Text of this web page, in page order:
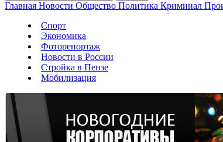
Главная Новости Общество Политика Криминал
Спорт
Экономика
Фоторепортаж
Новости в России
Стройка в Пензе
Мобилизация